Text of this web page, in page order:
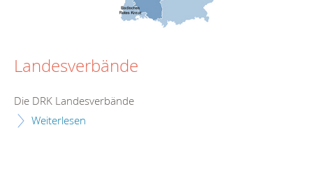
Landesverbände
Die DRK Landesverbände
Weiterlesen